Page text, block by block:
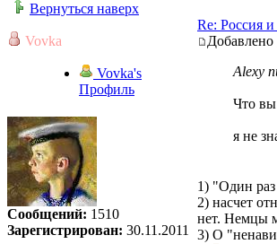
Вернуться наверх
Vovka
Vovka's
Профиль
Сообщений: 1510
Зарегистрирован: 30.11.2011
Re: Россия
Добавлено
Alexy
Что
я не
1) "Один раз
2) насчет
нет. Немцы
3) О